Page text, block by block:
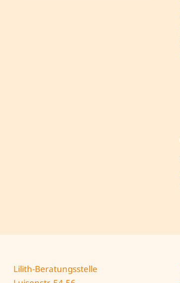
Lilith-Beratungsstelle